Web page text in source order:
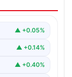
üzere
▲ +0.05%
▲ +0.14%
▲ +0.40%